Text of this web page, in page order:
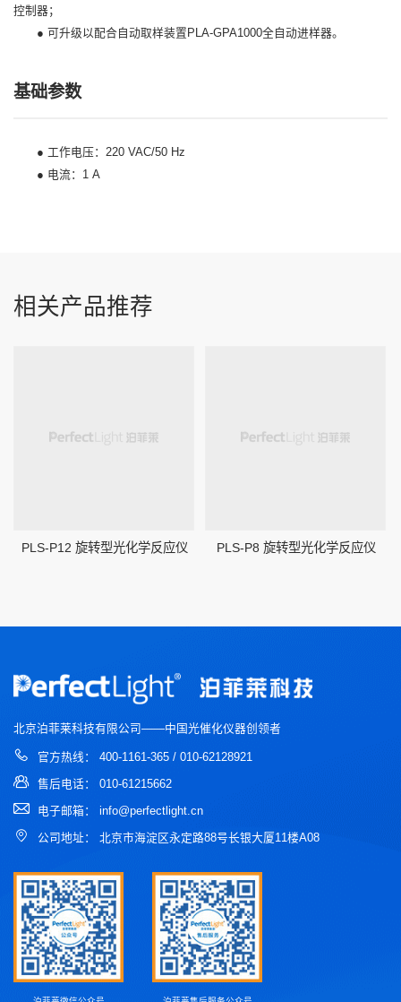
控制器；
● 可升级以配合自动取样装置PLA-GPA1000全自动进样器。
基础参数
● 工作电压：220 VAC/50 Hz
● 电流：1 A
相关产品推荐
PLS-P12 旋转型光化学反应仪 PLS-P8 旋转型光化学反应仪
北京泊菲莱科技有限公司——中国光催化仪器创领者
官方热线： 400-1161-365 / 010-62128921
售后电话： 010-61215662
电子邮箱： info@perfectlight.cn
公司地址： 北京市海淀区永定路88号长银大厦11楼A08